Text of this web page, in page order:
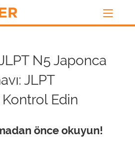
N5 Japonca
JLPT
Edin
önce okuyun!